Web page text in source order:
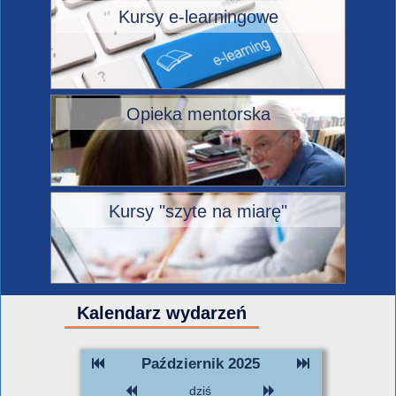
Kursy e-learningowe
Opieka mentorska
Kursy "szyte na miarę"
Kalendarz wydarzeń
Październik 2025
dziś